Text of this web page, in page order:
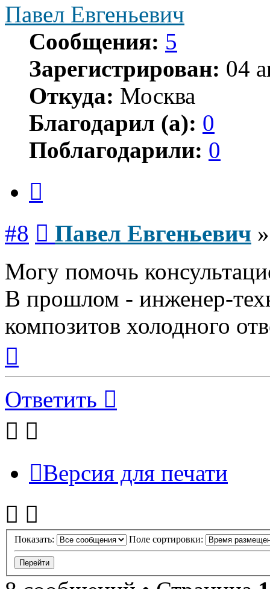
Павел Евгеньевич
Сообщения: 5
Зарегистрирован: 04
Откуда: Москва
Благодарил (а): 0
Поблагодарили: 0
#8 Павел Евгеньевич
Могу помочь
В прошлом - инженер-
композитов холодного
началу
Ответить
Версия для печати
Показать: Поле сортировки: